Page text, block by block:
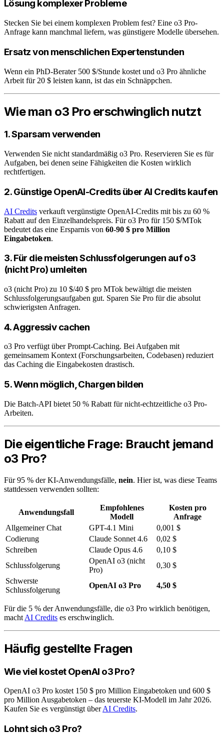
Lösung komplexer Probleme
Stecken Sie bei einem komplexen Problem fest? Eine o3 Pro-
Anfrage kann manchmal liefern, was günstigere Modelle übersehen.
Ersatz von menschlichen Expertenstunden
Wenn ein PhD-Berater 500 $/Stunde kostet und o3 Pro ähnliche
Arbeit für 20 $ leisten kann, ist das ein Schnäppchen.
Wie man o3 Pro erschwinglich nutzt
1. Sparsam verwenden
Verwenden Sie nicht standardmäßig o3 Pro. Reservieren Sie es für
Aufgaben, bei denen seine Fähigkeiten die Kosten wirklich
rechtfertigen.
2. Günstige OpenAI-Credits über AI Credits kaufen
AI Credits verkauft vergünstigte OpenAI-Credits mit bis zu 60 %
Rabatt auf den Einzelhandelspreis. Für o3 Pro für 150 $/MTok
bedeutet das eine Ersparnis von 60-90 $ pro Million
Eingabetoken.
3. Für die meisten Schlussfolgerungen auf o3
(nicht Pro) umleiten
o3 (nicht Pro) zu 10 $/40 $ pro MTok bewältigt die meisten
Schlussfolgerungsaufgaben gut. Sparen Sie Pro für die absolut
schwierigsten Anfragen.
4. Aggressiv cachen
o3 Pro verfügt über Prompt-Caching. Bei Aufgaben mit
gemeinsamem Kontext (Forschungsarbeiten, Codebasen) reduziert
das Caching die Eingabekosten drastisch.
5. Wenn möglich, Chargen bilden
Die Batch-API bietet 50 % Rabatt für nicht-echtzeitliche o3 Pro-
Arbeiten.
Die eigentliche Frage: Braucht jemand
o3 Pro?
Für 95 % der KI-Anwendungsfälle, nein. Hier ist, was diese Teams
stattdessen verwenden sollten:
Anwendungsfall
Empfohlenes
Modell
Kosten pro
Anfrage
Allgemeiner Chat
GPT-4.1 Mini
0,001 $
Codierung
Claude Sonnet 4.6
0,02 $
Schreiben
Claude Opus 4.6
0,10 $
Schlussfolgerung
OpenAI o3 (nicht
Pro)
0,30 $
Schwerste
Schlussfolgerung
OpenAI o3 Pro 4,50 $
Für die 5 % der Anwendungsfälle, die o3 Pro wirklich benötigen,
macht AI Credits es erschwinglich.
Häufig gestellte Fragen
Wie viel kostet OpenAI o3 Pro?
OpenAI o3 Pro kostet 150 $ pro Million Eingabetoken und 600 $
pro Million Ausgabetoken – das teuerste KI-Modell im Jahr 2026.
Kaufen Sie es vergünstigt überAI Credits.
Lohnt sich o3 Pro?